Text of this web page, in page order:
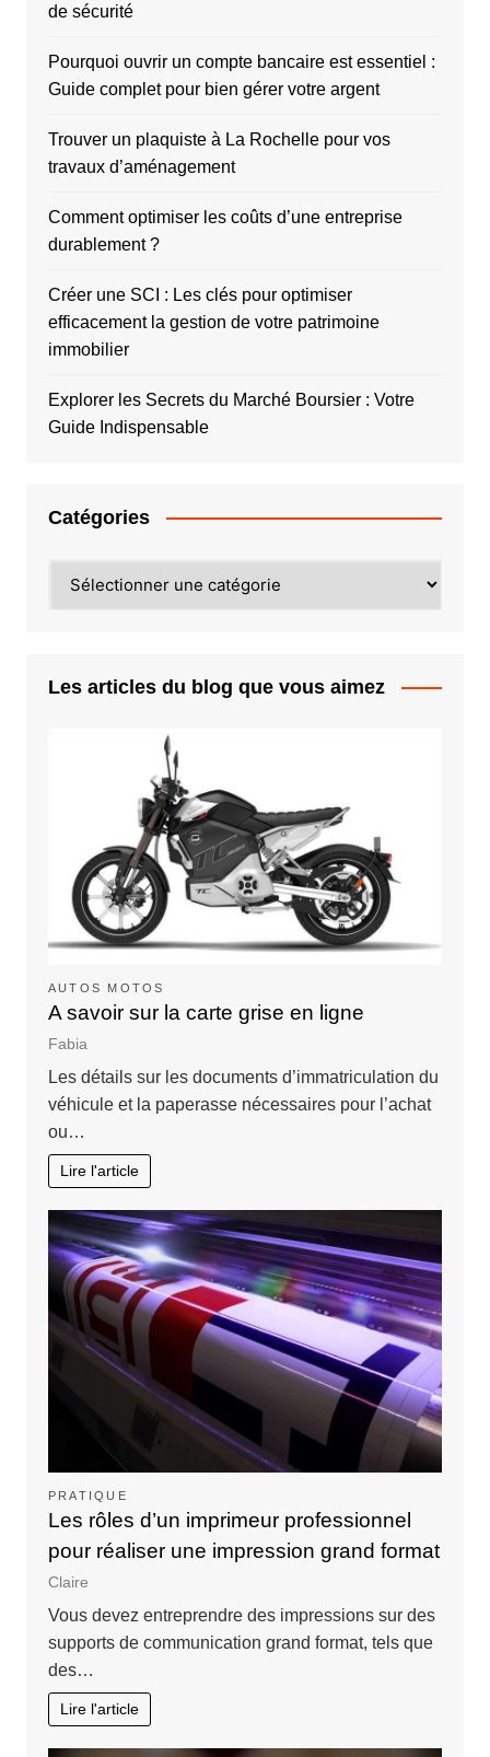
de sécurité
Pourquoi ouvrir un compte bancaire est essentiel :
Guide complet pour bien gérer votre argent
Trouver un plaquiste à La Rochelle pour vos
travaux d’aménagement
Comment optimiser les coûts d’une entreprise
durablement ?
Créer une SCI : Les clés pour optimiser
efficacement la gestion de votre patrimoine
immobilier
Explorer les Secrets du Marché Boursier : Votre
Guide Indispensable
Catégories
Les articles du blog que vous aimez
AUTOS MOTOS
A savoir sur la carte grise en ligne
Fabia
Les détails sur les documents d’immatriculation du
véhicule et la paperasse nécessaires pour l’achat
ou…
Lire l'article
PRATIQUE
Les rôles d’un imprimeur professionnel
pour réaliser une impression grand format
Claire
Vous devez entreprendre des impressions sur des
supports de communication grand format, tels que
des…
Lire l'article